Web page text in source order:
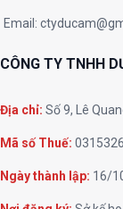
Email:
CÔNG TY TNHH
Địa chỉ: Số 9, Lê
Mã số Thuế:
Ngày thành lập: 16/